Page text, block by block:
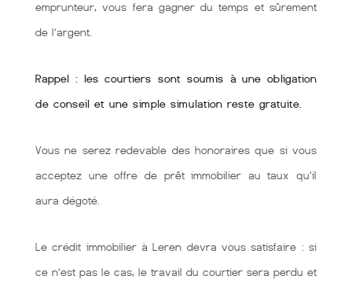
emprunteur, vous fera gagner du temps et sûrement
de l’argent.
Rappel : les courtiers sont soumis à une obligation
de conseil et une simple simulation reste gratuite.
Vous ne serez redevable des honoraires que si vous
acceptez une offre de prêt immobilier au taux qu'il
aura dégoté.
Le crédit immobilier à Leren devra vous satisfaire : si
ce n’est pas le cas, le travail du courtier sera perdu et